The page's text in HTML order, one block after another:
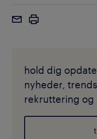
hold dig
nyheder,
rekruttering og